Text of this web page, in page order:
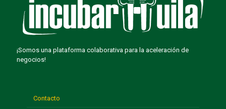
¡Somos una plataforma colaborativa para la aceleración de
negocios!
Contacto